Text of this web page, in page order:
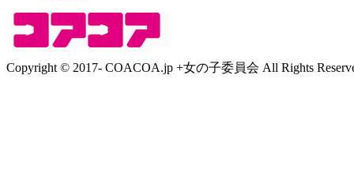
Copyright © 2017- COACOA.jp +女の子委員会 All Rights